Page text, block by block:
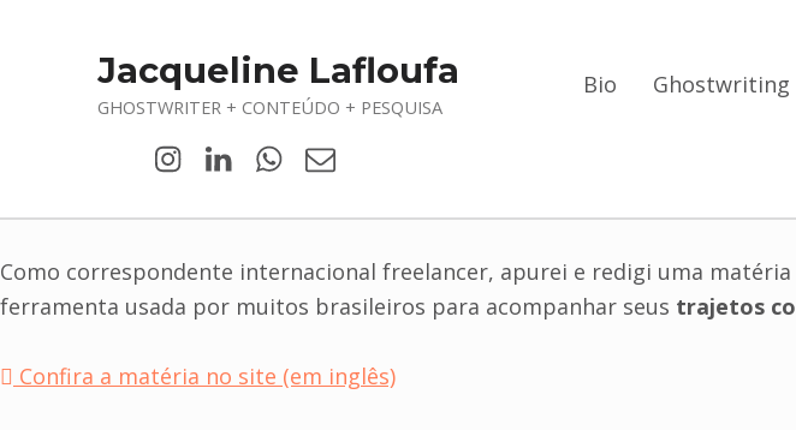
Jacqueline Lafloufa
GHOSTWRITER + CONTEÚDO + PESQUISA
Bio Ghostwriting
Jacqueline Lafloufa no Instagram
Jacqueline Lafloufa no LinkedIn
Como correspondente internacional freelancer, apurei e redigi uma matéria
ferramenta usada por muitos brasileiros para acompanhar seus trajetos
Confira a matéria no site (em inglês)